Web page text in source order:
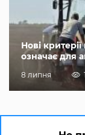
Нові
означає для
8 липня